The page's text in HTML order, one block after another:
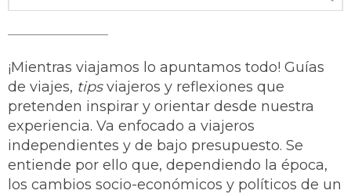
¡Mientras viajamos lo apuntamos todo! Guías
de viajes, tipsviajeros y reflexiones que
pretenden inspirar y orientar desde nuestra
experiencia. Va enfocado a viajeros
independientes y de bajo presupuesto. Se
entiende por ello que, dependiendo la época,
los cambios socio-económicos y políticos de un